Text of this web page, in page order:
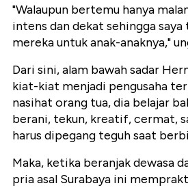
"Walaupun bertemu hanya
intens dan dekat sehingga saya
mereka untuk anak-anaknya,"
Dari sini, alam bawah sadar
kiat-kiat menjadi pengusaha
nasihat orang tua, dia belajar
berani, tekun, kreatif, cermat,
harus dipegang teguh saat
Maka, ketika beranjak dewasa
pria asal Surabaya ini